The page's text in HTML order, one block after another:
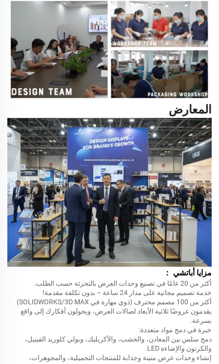
المعارض
مزايا أباتشي ：
أكثر من 20 عامًا في تصنيع وحدات العرض بالتجزئة حسب الطلب.
خدمة تصميم مجانية على مدار 24 ساعة – بدون تكلفة مقدمة!
أكثر من 100 مصمم محترف (ذوي مهارة في SOLIDWORKS/3D MAX)
يقدمون عروضًا ثلاثية الأبعاد لصالات العرض، ويحولون أفكارك إلى واقع
بسرعة.
خبرة في دمج مواد متعددة:
دمج سلس بين المعادن، والخشب، والأكريليك، وبولي كلوريد الفينيل،
والكرتون والإضاءة LED.
إنشاء وحدات عرض متينة وجذابة للمنتجات التجميلية، والمجوهرات،